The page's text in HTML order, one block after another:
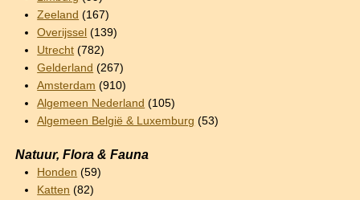
Zeeland (167)
Overijssel (139)
Utrecht (782)
Gelderland (267)
Amsterdam (910)
Algemeen Nederland (105)
Algemeen België & Luxemburg (53)
Natuur, Flora & Fauna
Honden (59)
Katten (82)